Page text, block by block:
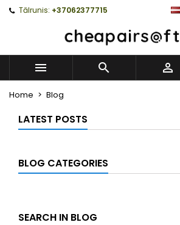
Tālrunis: +37062377715
  
Home Blog
LATEST POSTS
BLOG CATEGORIES
SEARCH IN BLOG